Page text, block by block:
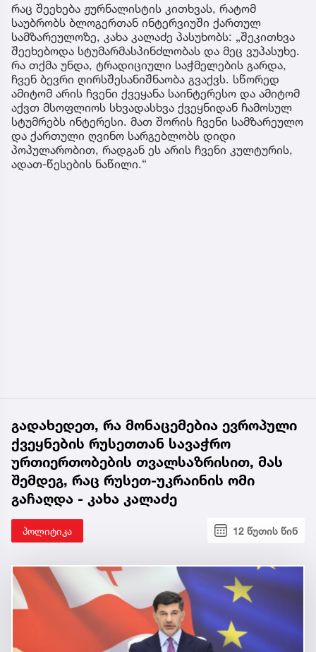
რაც შეეხება ჟურნალისტის კითხვას, რატომ
საუბრობს ბლოგერთან ინტერვიუში ქართულ
სამზარეულოზე, კახა კალაძე პასუხობს: „შეკითხვა
შეეხებოდა სტუმარმასპინძლობას და მეც ვუპასუხე.
რა თქმა უნდა, ტრადიციული საჭმელების გარდა,
ჩვენ ბევრი ღირსშესანიშნაობა გვაქვს. სწორედ
ამიტომ არის ჩვენი ქვეყანა საინტერესო და ამიტომ
აქვთ მსოფლიოს სხვადასხვა ქვეყნიდან ჩამოსულ
სტუმრებს ინტერესი. მათ შორის ჩვენი სამზარეულო
და ქართული ღვინო სარგებლობს დიდი
პოპულარობით, რადგან ეს არის ჩვენი კულტურის,
ადათ-წესების ნაწილი.“
გადახედეთ, რა მონაცემებია ევროპული
ქვეყნების რუსეთთან სავაჭრო
ურთიერთობების თვალსაზრისით, მას
შემდეგ, რაც რუსეთ-უკრაინის ომი
გაჩაღდა - კახა კალაძე
პოლიტიკა 12 წუთის წინ